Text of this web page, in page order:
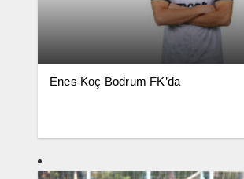
Enes Koç Bodrum FK’da